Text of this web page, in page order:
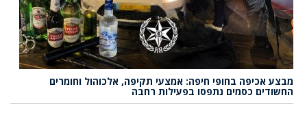
מבצע אכיפה בחופי חיפה: אמצעי תקיפה, אלכוהול וחומרים
החשודים כסמים נתפסו בפעילות רחבה